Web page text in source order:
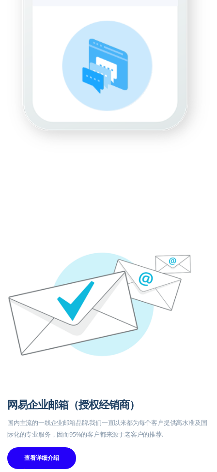
网易企业邮箱（授权经销商）
国内主流的一线企业邮箱品牌,我们一直以来都为每个客户提供高水准及国
际化的专业服务，因而95%的客户都来源于老客户的推荐.
查看详细介绍